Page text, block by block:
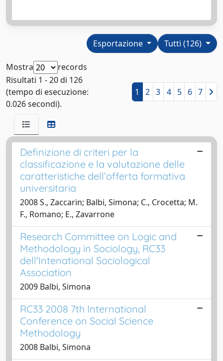
Tutti (126)
Esportazione
Mostra
records
Risultati 1 - 20 di 126
(tempo di esecuzione:
0.026 secondi).
1 2 3 4 5 6 7
Definizione di criteri per la
classificazione e la valutazione delle
caratteristiche dell’offerta formativa
universitaria
2008 S., Zaccarin; Balbi, Simona; C., Crocetta; M.
F., Romano; E., Zavarrone
Research Committee on Logic and
Methodology in Sociology, RC33
dell'Intenational Sociological
Association
2009 Balbi, Simona
RC33 2008 7th International
Conference on Social Science
Methodology
2008 Balbi, Simona